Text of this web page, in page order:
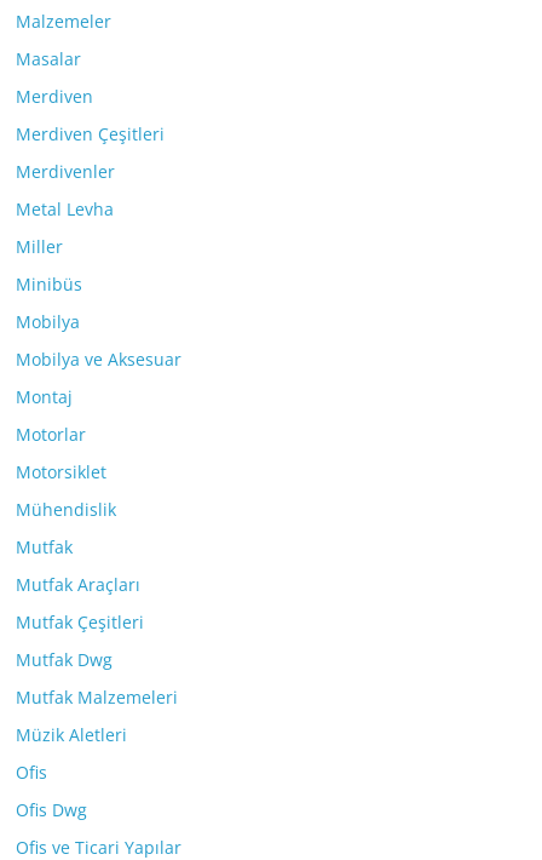
Malzemeler
Masalar
Merdiven
Merdiven Çeşitleri
Merdivenler
Metal Levha
Miller
Minibüs
Mobilya
Mobilya ve Aksesuar
Montaj
Motorlar
Motorsiklet
Mühendislik
Mutfak
Mutfak Araçları
Mutfak Çeşitleri
Mutfak Dwg
Mutfak Malzemeleri
Müzik Aletleri
Ofis
Ofis Dwg
Ofis ve Ticari Yapılar